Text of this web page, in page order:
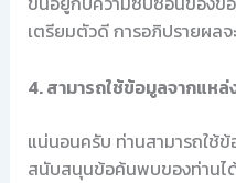
เตรียมตัวดี การอภิปรายผล
4. สามารถใช้ข้อมูลจากแห
แน่นอนครับ ท่านสามารถใช้
สนับสนุนข้อค้นพบของท่านไ